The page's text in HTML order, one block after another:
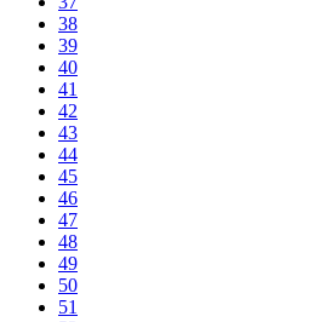
38
39
40
41
42
43
44
45
46
47
48
49
50
51